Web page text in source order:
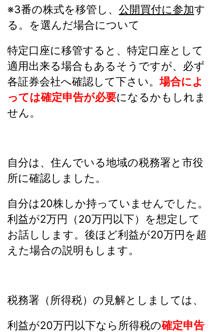
※3番の株式を移管し、 公開買付に参加す
る。を選んだ場合について
特定口座に移管すると、特定口座として
適用出来る場合もあるそうですが、必ず
各証券会社へ確認して下さい。場合によ
っては確定申告が必要になるかもしれま
せん。
自分は、住んでいる地域の税務署と市役
所に確認しました。
自分は20株しか持っていませんでした。
利益が2万円（20万円以下）を想定して
お話しします。後ほど利益が20万円を超
えた場合の説明もします。
税務署（所得税）の見解としましては、
利益が20万円以下なら所得税の確定申告